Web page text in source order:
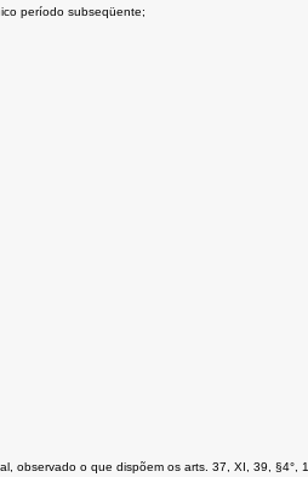
período subseqüente;
observado o que dispõem os arts. 37, XI, 39,